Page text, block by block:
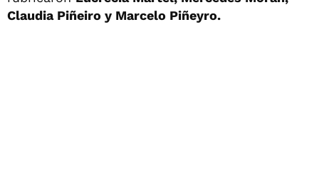
Claudia Piñeiro y Marcelo Piñeyro.